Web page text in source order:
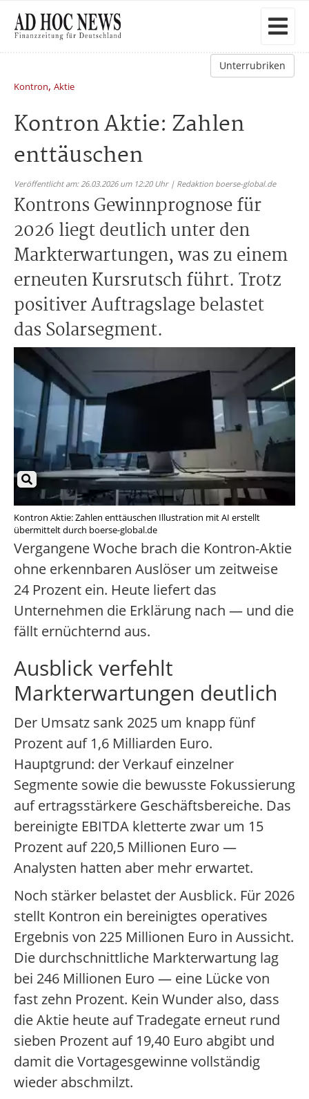
Unterrubriken
Kontron, Aktie
Kontron Aktie: Zahlen
enttäuschen
Veröffentlicht am: 26.03.2026 um 12:20 Uhr | Redaktion boerse-global.de
Kontrons Gewinnprognose für
2026 liegt deutlich unter den
Markterwartungen, was zu einem
erneuten Kursrutsch führt. Trotz
positiver Auftragslage belastet
das Solarsegment.
Kontron Aktie: Zahlen enttäuschen Illustration mit AI erstellt
übermittelt durch boerse-global.de
Vergangene Woche brach die Kontron-Aktie
ohne erkennbaren Auslöser um zeitweise
24 Prozent ein. Heute liefert das
Unternehmen die Erklärung nach — und die
fällt ernüchternd aus.
Ausblick verfehlt
Markterwartungen deutlich
Der Umsatz sank 2025 um knapp fünf
Prozent auf 1,6 Milliarden Euro.
Hauptgrund: der Verkauf einzelner
Segmente sowie die bewusste Fokussierung
auf ertragsstärkere Geschäftsbereiche. Das
bereinigte EBITDA kletterte zwar um 15
Prozent auf 220,5 Millionen Euro —
Analysten hatten aber mehr erwartet.
Noch stärker belastet der Ausblick. Für 2026
stellt Kontron ein bereinigtes operatives
Ergebnis von 225 Millionen Euro in Aussicht.
Die durchschnittliche Markterwartung lag
bei 246 Millionen Euro — eine Lücke von
fast zehn Prozent. Kein Wunder also, dass
die Aktie heute auf Tradegate erneut rund
sieben Prozent auf 19,40 Euro abgibt und
damit die Vortagesgewinne vollständig
wieder abschmilzt.